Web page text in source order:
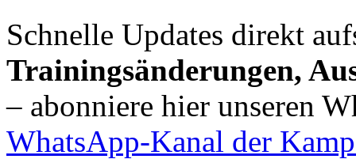
Schnelle Updates direkt
Trainingsänderungen,
– abonniere hier unseren
WhatsApp-Kanal der